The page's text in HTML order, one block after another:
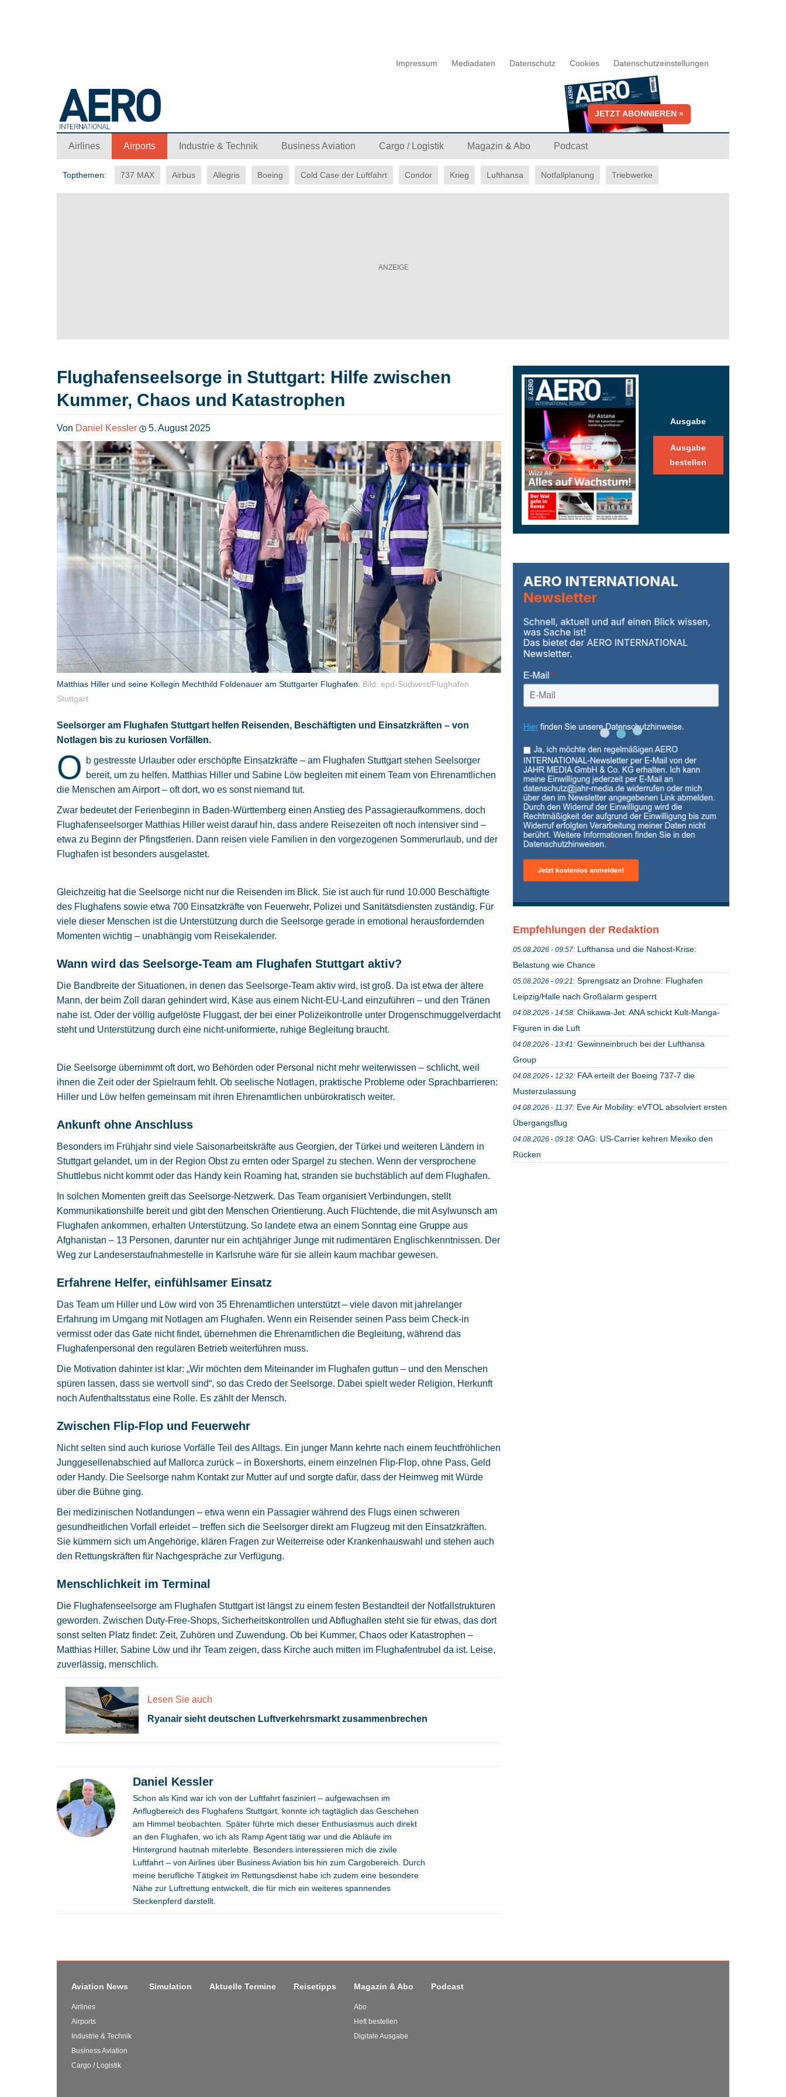
Impressum Mediadaten Datenschutz Cookies Datenschutzeinstellungen
JETZT ABONNIEREN »
Airlines Airports Industrie & Technik Business Aviation Cargo / Logistik Magazin & Abo Podcast
Topthemen: 737 MAX Airbus Allegris Boeing Cold Case der Luftfahrt Condor Krieg Lufthansa Notfallplanung Triebwerke
Ausgabe
Ausgabe
bestellen
Empfehlungen der Redaktion
05.08.2026 - 09:57: Lufthansa und die Nahost-Krise:
Belastung wie Chance
05.08.2026 - 09:21: Sprengsatz an Drohne: Flughafen
Leipzig/Halle nach Großalarm gesperrt
04.08.2026 - 14:58: Chiikawa-Jet: ANA schickt Kult-Manga-
Figuren in die Luft
04.08.2026 - 13:41: Gewinneinbruch bei der Lufthansa
Group
04.08.2026 - 12:32: FAA erteilt der Boeing 737-7 die
Musterzulassung
04.08.2026 - 11:37: Eve Air Mobility: eVTOL absolviert ersten
Übergangsflug
04.08.2026 - 09:18: OAG: US-Carrier kehren Mexiko den
Rücken
Flughafenseelsorge in Stuttgart: Hilfe zwischen
Kummer, Chaos und Katastrophen
Von Daniel Kessler 5. August 2025
Matthias Hiller und seine Kollegin Mechthild Foldenauer am Stuttgarter Flughafen. Bild: epd-Südwest/Flughafen
Stuttgart
Seelsorger am Flughafen Stuttgart helfen Reisenden, Beschäftigten und Einsatzkräften – von
Notlagen bis zu kuriosen Vorfällen.
O
b gestresste Urlauber oder erschöpfte Einsatzkräfte – am Flughafen Stuttgart stehen Seelsorger
bereit, um zu helfen. Matthias Hiller und Sabine Löw begleiten mit einem Team von Ehrenamtlichen
die Menschen am Airport – oft dort, wo es sonst niemand tut.
Zwar bedeutet der Ferienbeginn in Baden-Württemberg einen Anstieg des Passagieraufkommens, doch
Flughafenseelsorger Matthias Hiller weist darauf hin, dass andere Reisezeiten oft noch intensiver sind –
etwa zu Beginn der Pfingstferien. Dann reisen viele Familien in den vorgezogenen Sommerurlaub, und der
Flughafen ist besonders ausgelastet.
Gleichzeitig hat die Seelsorge nicht nur die Reisenden im Blick. Sie ist auch für rund 10.000 Beschäftigte
des Flughafens sowie etwa 700 Einsatzkräfte von Feuerwehr, Polizei und Sanitätsdiensten zuständig. Für
viele dieser Menschen ist die Unterstützung durch die Seelsorge gerade in emotional herausfordernden
Momenten wichtig – unabhängig vom Reisekalender.
Wann wird das Seelsorge-Team am Flughafen Stuttgart aktiv?
Die Bandbreite der Situationen, in denen das Seelsorge-Team aktiv wird, ist groß. Da ist etwa der ältere
Mann, der beim Zoll daran gehindert wird, Käse aus einem Nicht-EU-Land einzuführen – und den Tränen
nahe ist. Oder der völlig aufgelöste Fluggast, der bei einer Polizeikontrolle unter Drogenschmuggelverdacht
steht und Unterstützung durch eine nicht-uniformierte, ruhige Begleitung braucht.
Die Seelsorge übernimmt oft dort, wo Behörden oder Personal nicht mehr weiterwissen – schlicht, weil
ihnen die Zeit oder der Spielraum fehlt. Ob seelische Notlagen, praktische Probleme oder Sprachbarrieren:
Hiller und Löw helfen gemeinsam mit ihren Ehrenamtlichen unbürokratisch weiter.
Ankunft ohne Anschluss
Besonders im Frühjahr sind viele Saisonarbeitskräfte aus Georgien, der Türkei und weiteren Ländern in
Stuttgart gelandet, um in der Region Obst zu ernten oder Spargel zu stechen. Wenn der versprochene
Shuttlebus nicht kommt oder das Handy kein Roaming hat, stranden sie buchstäblich auf dem Flughafen.
In solchen Momenten greift das Seelsorge-Netzwerk. Das Team organisiert Verbindungen, stellt
Kommunikationshilfe bereit und gibt den Menschen Orientierung. Auch Flüchtende, die mit Asylwunsch am
Flughafen ankommen, erhalten Unterstützung. So landete etwa an einem Sonntag eine Gruppe aus
Afghanistan – 13 Personen, darunter nur ein achtjähriger Junge mit rudimentären Englischkenntnissen. Der
Weg zur Landeserstaufnahmestelle in Karlsruhe wäre für sie allein kaum machbar gewesen.
Erfahrene Helfer, einfühlsamer Einsatz
Das Team um Hiller und Löw wird von 35 Ehrenamtlichen unterstützt – viele davon mit jahrelanger
Erfahrung im Umgang mit Notlagen am Flughafen. Wenn ein Reisender seinen Pass beim Check-in
vermisst oder das Gate nicht findet, übernehmen die Ehrenamtlichen die Begleitung, während das
Flughafenpersonal den regulären Betrieb weiterführen muss.
Die Motivation dahinter ist klar: „Wir möchten dem Miteinander im Flughafen guttun – und den Menschen
spüren lassen, dass sie wertvoll sind“, so das Credo der Seelsorge. Dabei spielt weder Religion, Herkunft
noch Aufenthaltsstatus eine Rolle. Es zählt der Mensch.
Zwischen Flip-Flop und Feuerwehr
Nicht selten sind auch kuriose Vorfälle Teil des Alltags. Ein junger Mann kehrte nach einem feuchtfröhlichen
Junggesellenabschied auf Mallorca zurück – in Boxershorts, einem einzelnen Flip-Flop, ohne Pass, Geld
oder Handy. Die Seelsorge nahm Kontakt zur Mutter auf und sorgte dafür, dass der Heimweg mit Würde
über die Bühne ging.
Bei medizinischen Notlandungen – etwa wenn ein Passagier während des Flugs einen schweren
gesundheitlichen Vorfall erleidet – treffen sich die Seelsorger direkt am Flugzeug mit den Einsatzkräften.
Sie kümmern sich um Angehörige, klären Fragen zur Weiterreise oder Krankenhauswahl und stehen auch
den Rettungskräften für Nachgespräche zur Verfügung.
Menschlichkeit im Terminal
Die Flughafenseelsorge am Flughafen Stuttgart ist längst zu einem festen Bestandteil der Notfallstrukturen
geworden. Zwischen Duty-Free-Shops, Sicherheitskontrollen und Abflughallen steht sie für etwas, das dort
sonst selten Platz findet: Zeit, Zuhören und Zuwendung.Ob bei Kummer, Chaos oder Katastrophen –
Matthias Hiller, Sabine Löw und ihr Team zeigen, dass Kirche auch mitten im Flughafentrubel da ist. Leise,
zuverlässig, menschlich.
Lesen Sie auch
Ryanair sieht deutschen Luftverkehrsmarkt zusammenbrechen
Daniel Kessler
Schon als Kind war ich von der Luftfahrt fasziniert – aufgewachsen im
Anflugbereich des Flughafens Stuttgart, konnte ich tagtäglich das Geschehen
am Himmel beobachten. Später führte mich dieser Enthusiasmus auch direkt
an den Flughafen, wo ich als Ramp Agent tätig war und die Abläufe im
Hintergrund hautnah miterlebte. Besonders interessieren mich die zivile
Luftfahrt – von Airlines über Business Aviation bis hin zum Cargobereich. Durch
meine berufliche Tätigkeit im Rettungsdienst habe ich zudem eine besondere
Nähe zur Luftrettung entwickelt, die für mich ein weiteres spannendes
Steckenpferd darstellt.
Aviation News
Airlines
Airports
Industrie & Technik
Business Aviation
Cargo / Logistik
Simulation Aktuelle Termine Reisetipps Magazin & Abo
Abo
Heft bestellen
Digitale Ausgabe
Podcast